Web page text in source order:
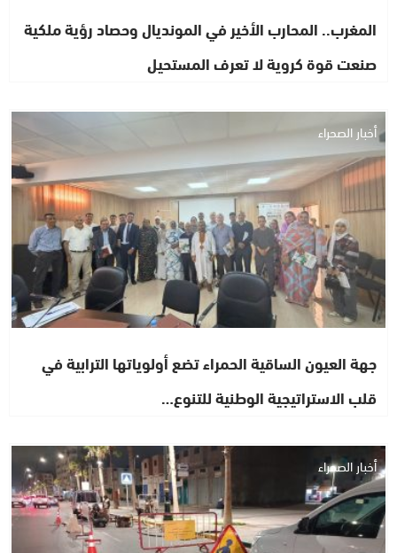
المغرب.. المحارب الأخير في المونديال وحصاد رؤية ملكية
صنعت قوة كروية لا تعرف المستحيل
أخبار الصحراء
جهة العيون الساقية الحمراء تضع أولوياتها الترابية في
قلب الاستراتيجية الوطنية للتنوع…
أخبار الصحراء